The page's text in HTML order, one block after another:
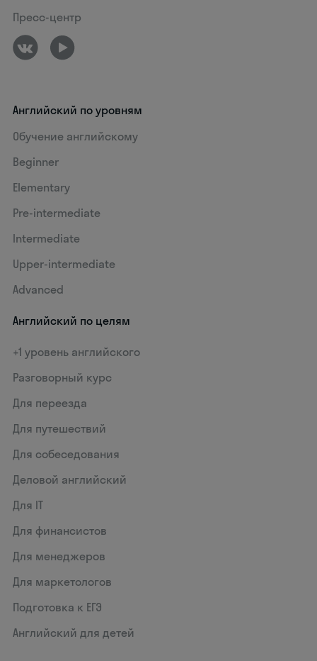
Пресс-центр
Английский по уровням
Обучение английскому
Beginner
Elementary
Pre-intermediate
Intermediate
Upper-intermediate
Advanced
Английский по целям
+1 уровень английского
Разговорный курс
Для переезда
Для путешествий
Для собеседования
Деловой английский
Для IT
Для финансистов
Для менеджеров
Для маркетологов
Подготовка к ЕГЭ
Английский для детей